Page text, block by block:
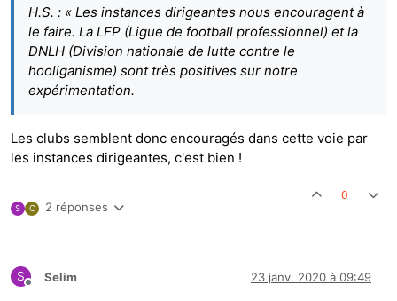
H.S. : « Les instances dirigeantes nous encouragent à
le faire. La LFP (Ligue de football professionnel) et la
DNLH (Division nationale de lutte contre le
hooliganisme) sont très positives sur notre
expérimentation.
Les clubs semblent donc encouragés dans cette voie par
les instances dirigeantes, c'est bien !
S C 2 réponses
0
S
Hors-ligne
Selim 23 janv. 2020 à 09:49